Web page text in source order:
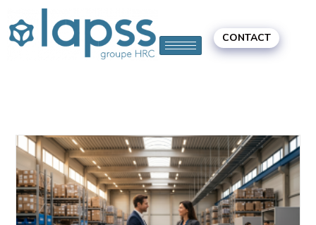
CONTACT